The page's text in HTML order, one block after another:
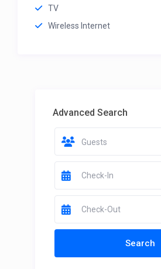
TV
Wireless Internet
Advanced Search
Guests